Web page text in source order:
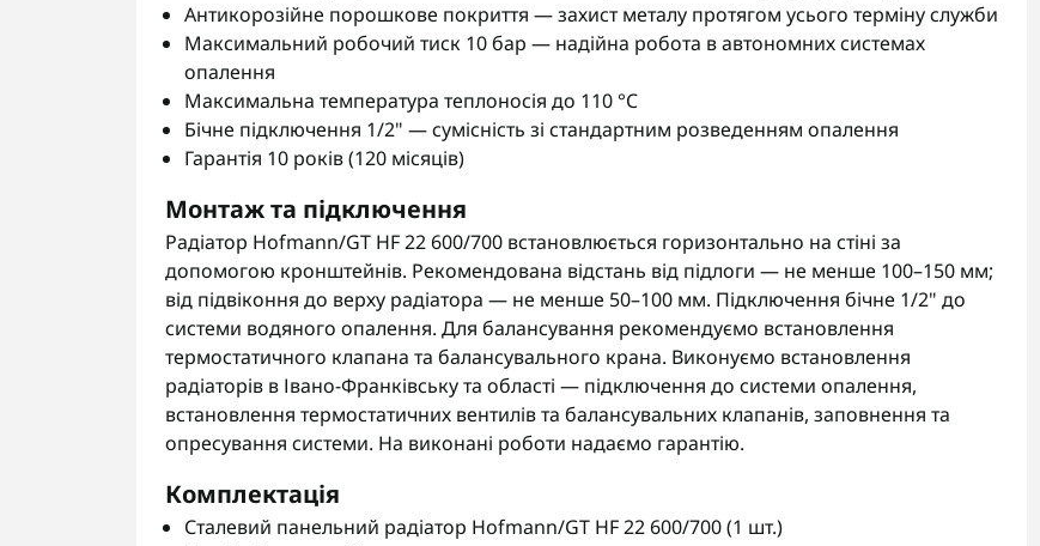
Антикорозійне порошкове покриття — захист металу протягом усього терміну служби
Максимальний робочий тиск 10 бар — надійна робота в автономних системах
опалення
Максимальна температура теплоносія до 110 °C
Бічне підключення 1/2" — сумісність зі стандартним розведенням опалення
Гарантія 10 років (120 місяців)
Монтаж та підключення
Радіатор Hofmann/GT HF 22 600/700 встановлюється горизонтально на стіні за
допомогою кронштейнів. Рекомендована відстань від підлоги — не менше 100–150 мм;
від підвіконня до верху радіатора — не менше 50–100 мм. Підключення бічне 1/2" до
системи водяного опалення. Для балансування рекомендуємо встановлення
термостатичного клапана та балансувального крана. Виконуємо встановлення
радіаторів в Івано-Франківську та області — підключення до системи опалення,
встановлення термостатичних вентилів та балансувальних клапанів, заповнення та
опресування системи. На виконані роботи надаємо гарантію.
Комплектація
Сталевий панельний радіатор Hofmann/GT HF 22 600/700 (1 шт.)